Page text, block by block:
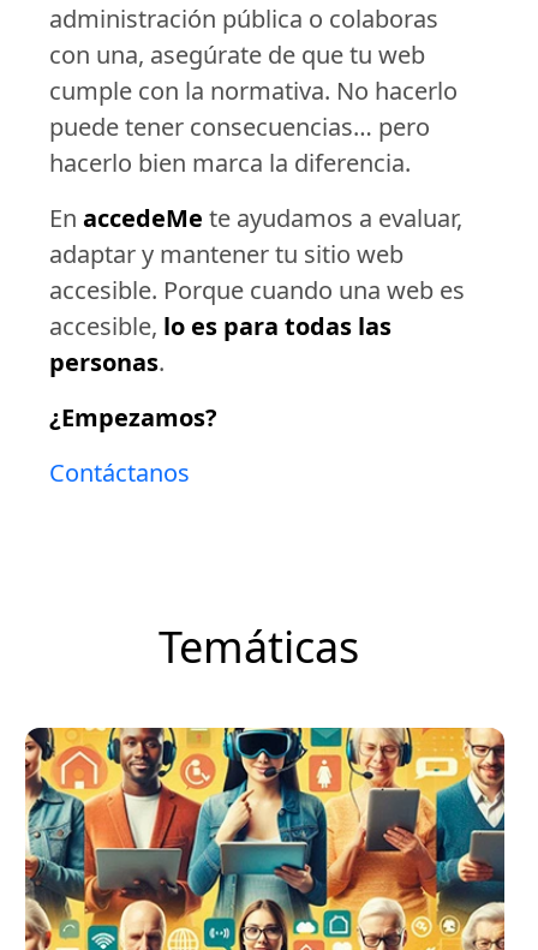
administración pública o colaboras
con una, asegúrate de que tu web
cumple con la normativa. No hacerlo
puede tener consecuencias… pero
hacerlo bien marca la diferencia.
En accedeMe te ayudamos a evaluar,
adaptar y mantener tu sitio web
accesible. Porque cuando una web es
accesible, lo es para todas las
personas.
¿Empezamos?
Contáctanos
Temáticas